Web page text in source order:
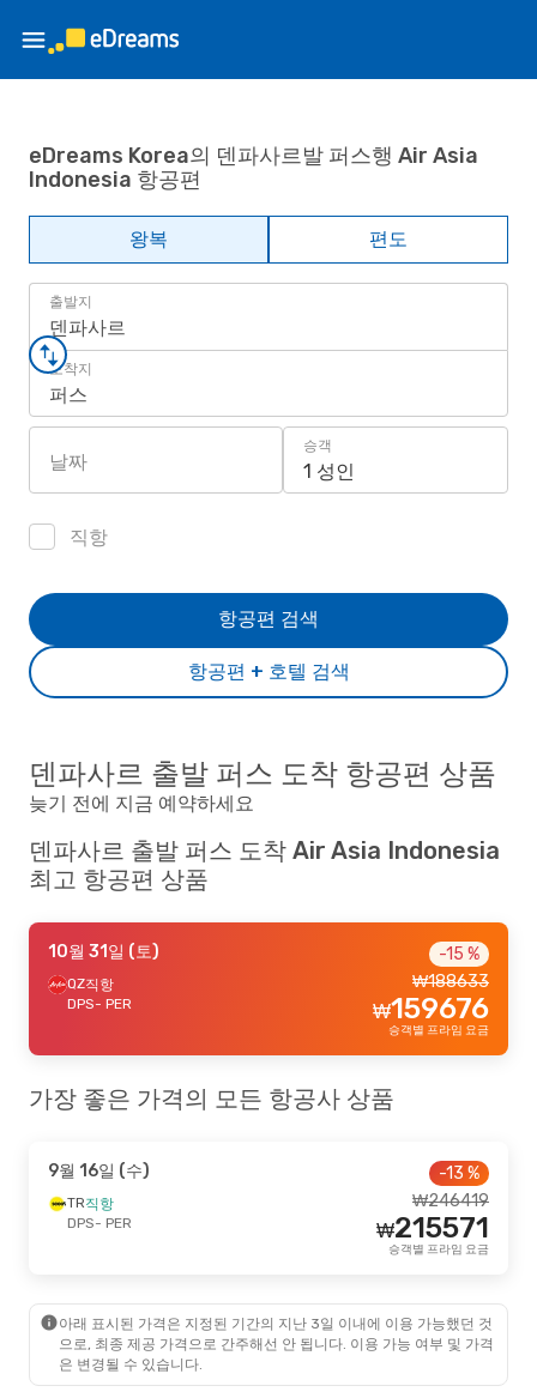
eDreams Korea의 덴파사르발 퍼스행 Air Asia
Indonesia 항공편
왕복 편도
출발지
덴파사르
도착지
퍼스
날짜
승객
1 성인
직항
항공편 + 호텔 검색
항공편 검색
덴파사르 출발 퍼스 도착 항공편 상품
늦기 전에 지금 예약하세요
덴파사르 출발 퍼스 도착 Air Asia Indonesia
최고 항공편 상품
10월 31일 (토)
QZ직항
DPS- PER
-15 %
188633
₩
159676
₩
승객별 프라임 요금
가장 좋은 가격의 모든 항공사 상품
9월 16일 (수)
TR직항
DPS- PER
-13 %
246419
₩
215571
₩
승객별 프라임 요금
아래 표시된 가격은 지정된 기간의 지난 3일 이내에 이용 가능했던 것
으로, 최종 제공 가격으로 간주해선 안 됩니다. 이용 가능 여부 및 가격
은 변경될 수 있습니다.